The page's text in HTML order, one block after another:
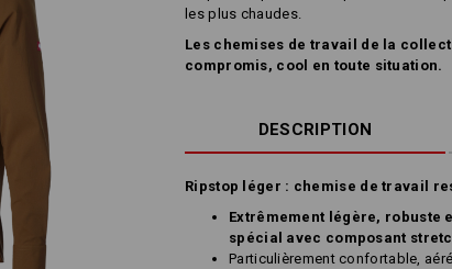
les plus chaudes.
Les chemises de travail de la
compromis, cool en toute situation.
DESCRIPTION
Ripstop léger : chemise de travail
Extrêmement légère, robuste
spécial avec composant
Particulièrement confortable,